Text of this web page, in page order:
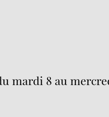
mardi 8 au